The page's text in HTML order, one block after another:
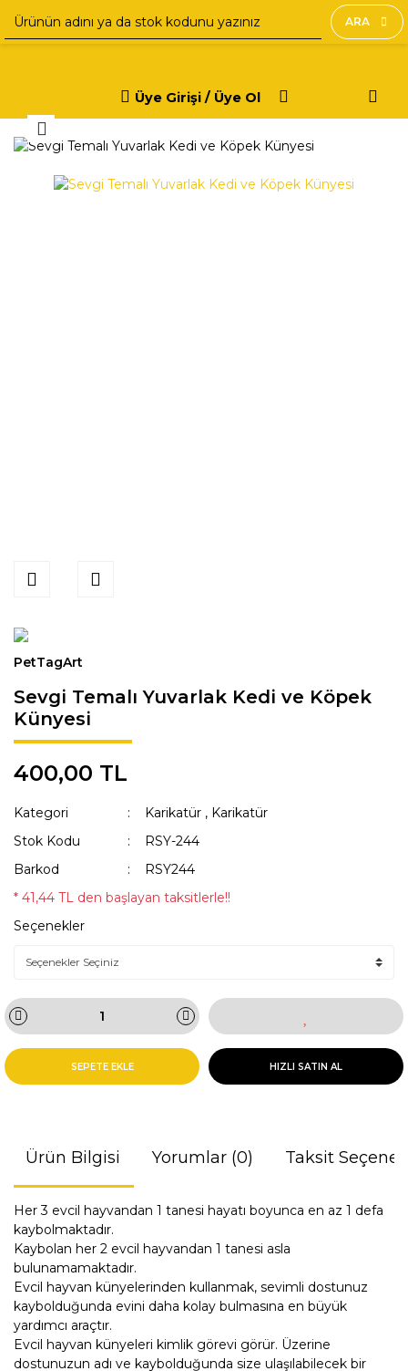
ARA
Üye Girişi / Üye Ol
PetTagArt
Sevgi Temalı Yuvarlak Kedi ve Köpek
Künyesi
400,00 TL
Kategori Karikatür , Karikatür
Stok Kodu
RSY-244
Barkod
RSY244
* 41,44 TL den başlayan taksitlerle!!
Seçenekler
SEPETE EKLE HIZLI SATIN AL
Ürün Bilgisi Yorumlar (0) Taksit
Her 3 evcil hayvandan 1 tanesi hayatı boyunca en az 1 defa
kaybolmaktadır.
Kaybolan her 2 evcil hayvandan 1 tanesi asla
bulunamamaktadır.
Evcil hayvan künyelerinden kullanmak, sevimli dostunuz
kaybolduğunda evini daha kolay bulmasına en büyük
yardımcı araçtır.
Evcil hayvan künyeleri kimlik görevi görür. Üzerine
dostunuzun adı ve kaybolduğunda size ulaşılabilecek bir